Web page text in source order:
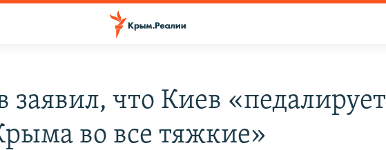
заявил, что Киев «педалирует
во все тяжкие»